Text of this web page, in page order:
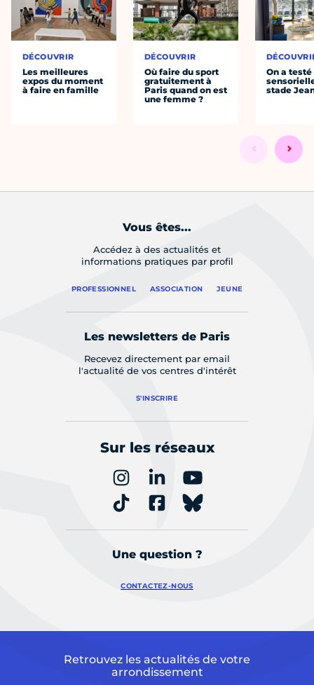
DÉCOUVRIR
Les meilleures
expos du moment
à faire en famille
DÉCOUVRIR
Où faire du sport
gratuitement à
Paris quand on est
une femme ?
On a
stade
Vous êtes...
Accédez à des actualités et
informations pratiques par profil
PROFESSIONNEL ASSOCIATION JEUNE
Les newsletters de Paris
Recevez directement par email
l'actualité de vos centres d'intérêt
S'INSCRIRE
Sur les réseaux
Une question ?
CONTACTEZ-NOUS
Retrouvez les actualités de votre
arrondissement